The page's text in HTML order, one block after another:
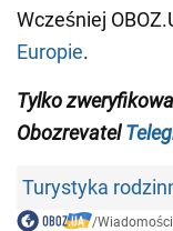
Wcześniej
Europie.
Tylko
Obozrevatel
Turystyka
/Wiadomości